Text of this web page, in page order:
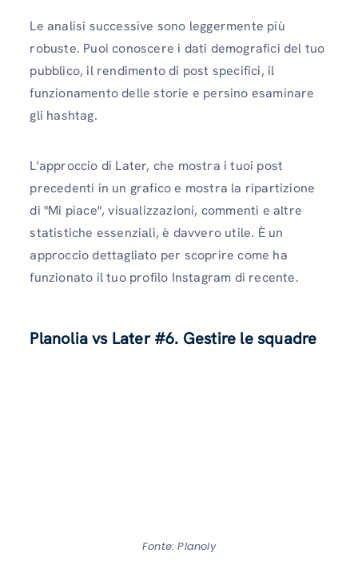
Le analisi successive sono leggermente più
robuste. Puoi conoscere i dati demografici del tuo
pubblico, il rendimento di post specifici, il
funzionamento delle storie e persino esaminare
gli hashtag.
L'approccio di Later, che mostra i tuoi post
precedenti in un grafico e mostra la ripartizione
di "Mi piace", visualizzazioni, commenti e altre
statistiche essenziali, è davvero utile. È un
approccio dettagliato per scoprire come ha
funzionato il tuo profilo Instagram di recente.
Planolia vs Later #6. Gestire le squadre
Fonte: Planoly